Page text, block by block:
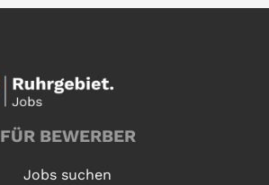
FÜR BEWERBER
Jobs suchen